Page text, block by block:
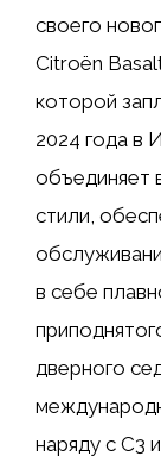
своего
Citroën
которой
2024 года в
объединяет
стили,
в себе
дверного
наряду с C3